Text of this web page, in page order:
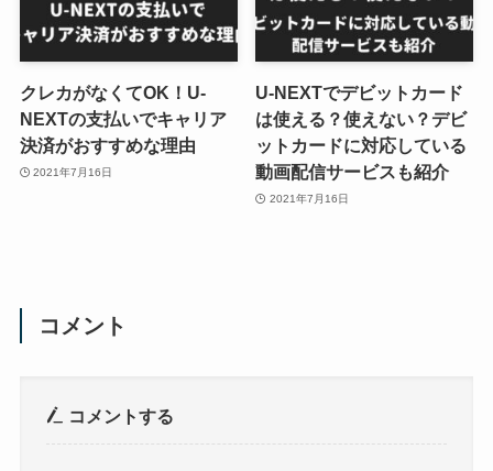
クレカがなくてOK！U-
NEXTの支払いでキャリア
決済がおすすめな理由
2021年7月16日
U-NEXTでデビットカード
は使える？使えない？デビ
ットカードに対応している
動画配信サービスも紹介
2021年7月16日
コメント
コメントする